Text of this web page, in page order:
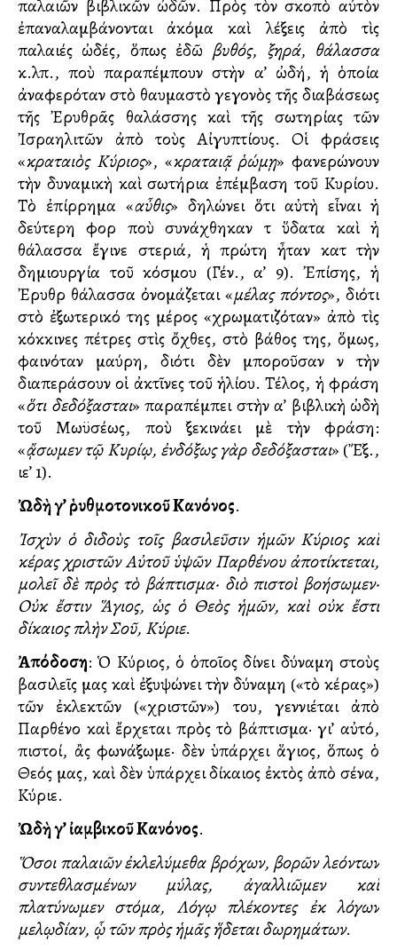
παλαιῶν βιβλικῶν ὠδῶν. Πρὸς τὸν σκοπὸ αὐτὸν
ἐπαναλαμβάνονται ἀκόμα καὶ λέξεις ἀπὸ τὶς
παλαιές ὠδές, ὅπως ἐδῶ βυθός, ξηρά, θάλασσα
κ.λπ., ποὺ παραπέμπουν στὴν α’ ὠδή, ἡ ὁποία
ἀναφερόταν στὸ θαυμαστὸ γεγονὸς τῆς διαβάσεως
τῆς Ἐρυθρᾶς θαλάσσης καὶ τῆς σωτηρίας τῶν
Ἰσραηλιτῶν ἀπὸ τοὺς Αἰγυπτίους. Οἱ φράσεις
«κραταιὸς Κύριος», «κραταιᾷ ῥώμῃ» φανερώνουν
τὴν δυναμικὴ καὶ σωτήρια ἐπέμβαση τοῦ Κυρίου.
Τὸ ἐπίρρημα «αὖθις» δηλώνει ὅτι αὐτὴ εἶναι ἡ
δεύτερη φορὰ ποὺ συνάχθηκαν τὰ ὕδατα καὶ ἡ
θάλασσα ἔγινε στεριά, ἡ πρώτη ἦταν κατὰ τὴν
δημιουργία τοῦ κόσμου (Γέν., α’ 9). Ἐπίσης, ἡ
Ἐρυθρὰ θάλασσα ὀνομάζεται «μέλας πόντος», διότι
στὸ ἐξωτερικό της μέρος «χρωματιζόταν» ἀπὸ τὶς
κόκκινες πέτρες στὶς ὄχθες, στὸ βάθος της, ὅμως,
φαινόταν μαύρη, διότι δὲν μποροῦσαν νὰ τὴν
διαπεράσουν οἱ ἀκτῖνες τοῦ ἡλίου. Τέλος, ἡ φράση
«ὅτι δεδόξασται» παραπέμπει στὴν α’ βιβλικὴ ὠδὴ
τοῦ Μωϋσέως, ποὺ ξεκινάει μὲ τὴν φράση:
«ᾄσωμεν τῷ Κυρίῳ, ἐνδόξως γὰρ δεδόξασται» (Ἔξ.,
ιε’ 1).
Ὠδὴ γ’ ῥυθμοτονικοῦ Κανόνος.
Ἰσχὺν ὁ διδοὺς τοῖς βασιλεῦσιν ἡμῶν Κύριος καὶ
κέρας χριστῶν Αὐτοῦ ὑψῶν Παρθένου ἀποτίκτεται,
μολεῖ δὲ πρὸς τὸ βάπτισμα· διὸ πιστοὶ βοήσωμεν·
Οὐκ ἔστιν Ἅγιος, ὡς ὁ Θεὸς ἡμῶν, καὶ οὐκ ἔστι
δίκαιος πλὴν Σοῦ, Κύριε.
Ἀπόδοση: Ὁ Κύριος, ὁ ὁποῖος δίνει δύναμη στοὺς
βασιλεῖς μας καὶ ἐξυψώνει τὴν δύναμη («τὸ κέρας»)
τῶν ἐκλεκτῶν («χριστῶν») του, γεννιέται ἀπὸ
Παρθένο καὶ ἔρχεται πρὸς τὸ βάπτισμα· γι’ αὐτό,
πιστοί, ἂς φωνάξωμε· δὲν ὑπάρχει ἅγιος, ὅπως ὁ
Θεός μας, καὶ δὲν ὑπάρχει δίκαιος ἐκτὸς ἀπὸ σένα,
Κύριε.
Ὠδὴ γ’ ἰαμβικοῦ Κανόνος.
Ὅσοι παλαιῶν ἐκλελύμεθα βρόχων, βορῶν λεόντων
συντεθλασμένων μύλας, ἀγαλλιῶμεν καὶ
πλατύνωμεν στόμα, Λόγῳ πλέκοντες ἐκ λόγων
μελῳδίαν, ᾧ τῶν πρὸς ἡμᾶς ἥδεται δωρημάτων.